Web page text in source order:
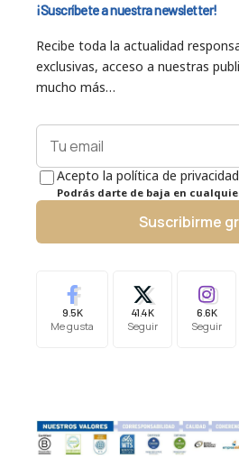
¡Suscríbete a nuestra newsletter!
Recibe toda la actualidad
exclusivas, acceso a nuestras
mucho más…
Acepto la política de
Podrás darte de baja en
Suscribirme
9.5K
Me gusta
41.4K
Seguir
6.6K
Seguir